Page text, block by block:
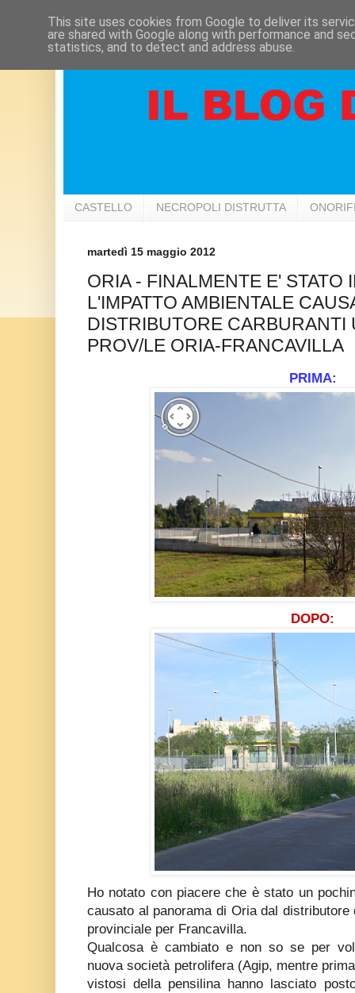
CASTELLO NECROPOLI DISTRUTTA
martedì 15 maggio 2012
ORIA - FINALMENTE E' STATO
L'IMPATTO AMBIENTALE
DISTRIBUTORE CARBURANTI
PROV/LE ORIA-FRANCAVILLA
PRIMA:
DOPO:
Ho notato con piacere che è stato un
causato al panorama di Oria dal
provinciale per Francavilla.
Qualcosa è cambiato e non so se per
nuova società petrolifera (Agip, mentre
vistosi della pensilina hanno lasciato
This site uses cookies from Google to deliver its
are shared with Google along with performance and
statistics, and to detect and address abuse.